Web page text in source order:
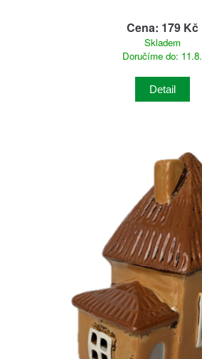
Cena: 179 Kč
Skladem
Doručíme do: 11.8.
Detail